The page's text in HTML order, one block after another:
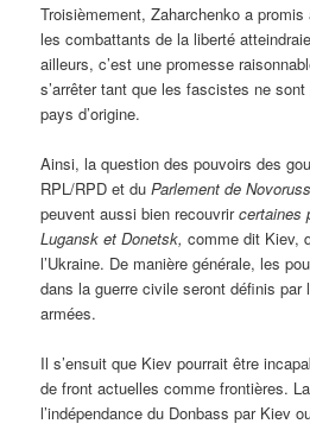
Troisièmement, Zaharchenko a
les combattants de la liberté
ailleurs, c’est une promesse
s’arrêter tant que les fascistes ne
pays d’origine.
Ainsi, la question des pouvoirs des
RPL/RPD et duParlement de
peuvent aussi bien recouvrircertaines
Lugansk et Donetsk, comme dit Kiev,
l’Ukraine. De manière générale, les
dans la guerre civile seront définis par
armées.
Il s’ensuit que Kiev pourrait être
de front actuelles comme frontières.
l’indépendance du Donbass par Kiev